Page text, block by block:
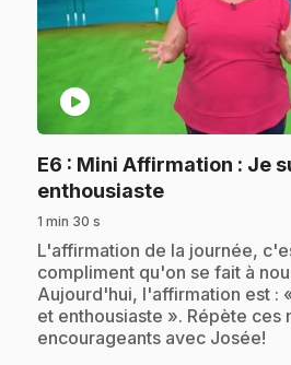
play_circle
E6 : Mini Affirmation : Je
enthousiaste.
1 min 30 s
.L'affirmation de la journée,
compliment qu'on se fait à
Aujourd'hui, l'affirmation est :
et enthousiaste ». Répète ces
encourageants avec Josée!